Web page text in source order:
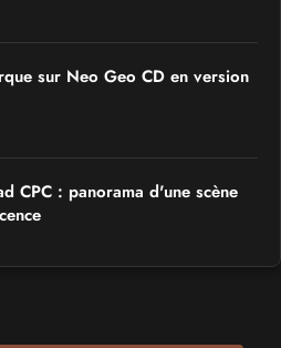
sur Neo Geo CD en version
CPC : panorama d'une scène